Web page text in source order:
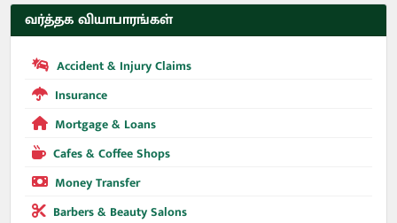
வர்த்தக வியாபாரங்கள்
Accident & Injury Claims
Insurance
Mortgage & Loans
Cafes & Coffee Shops
Money Transfer
Barbers & Beauty Salons